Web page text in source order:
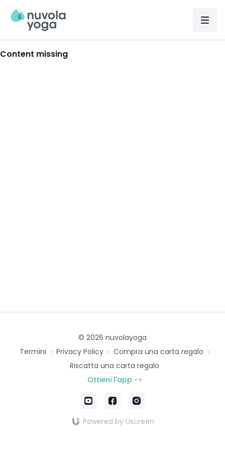
Content missing
© 2026 nuvolayoga
Termini ∙ Privacy Policy ∙ Compra una carta regalo ∙
Riscatta una carta regalo
Ottieni l'app ->
Powered by Uscreen